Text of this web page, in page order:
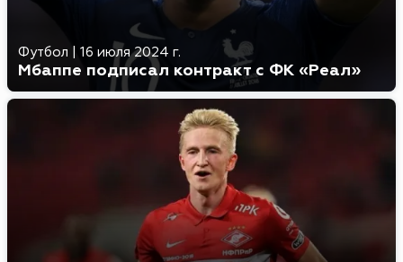
Футбол 16 июля 2024 г.
Мбаппе подписал контракт с ФК «Реал»